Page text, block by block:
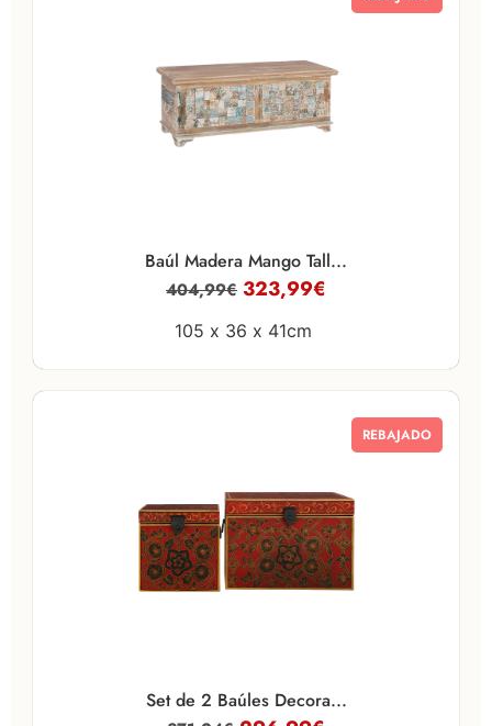
Baúl Madera Mango Tall...
404,99€ 323,99€
105 x 36 x 41cm
REBAJADO
Set de 2 Baúles Decora...